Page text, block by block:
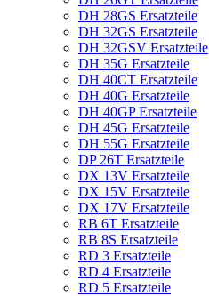
DH 28GS Ersatzteile
DH 32GS Ersatzteile
DH 32GSV Ersatzteile
DH 35G Ersatzteile
DH 40CT Ersatzteile
DH 40G Ersatzteile
DH 40GP Ersatzteile
DH 45G Ersatzteile
DH 55G Ersatzteile
DP 26T Ersatzteile
DX 13V Ersatzteile
DX 15V Ersatzteile
DX 17V Ersatzteile
RB 6T Ersatzteile
RB 8S Ersatzteile
RD 3 Ersatzteile
RD 4 Ersatzteile
RD 5 Ersatzteile